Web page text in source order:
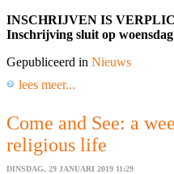
INSCHRIJVEN IS
Inschrijving sluit op woensdag
Gepubliceerd in Nieuws
lees meer...
Come and See: a
religious life
DINSDAG, 29 JANUARI 2019 11:29